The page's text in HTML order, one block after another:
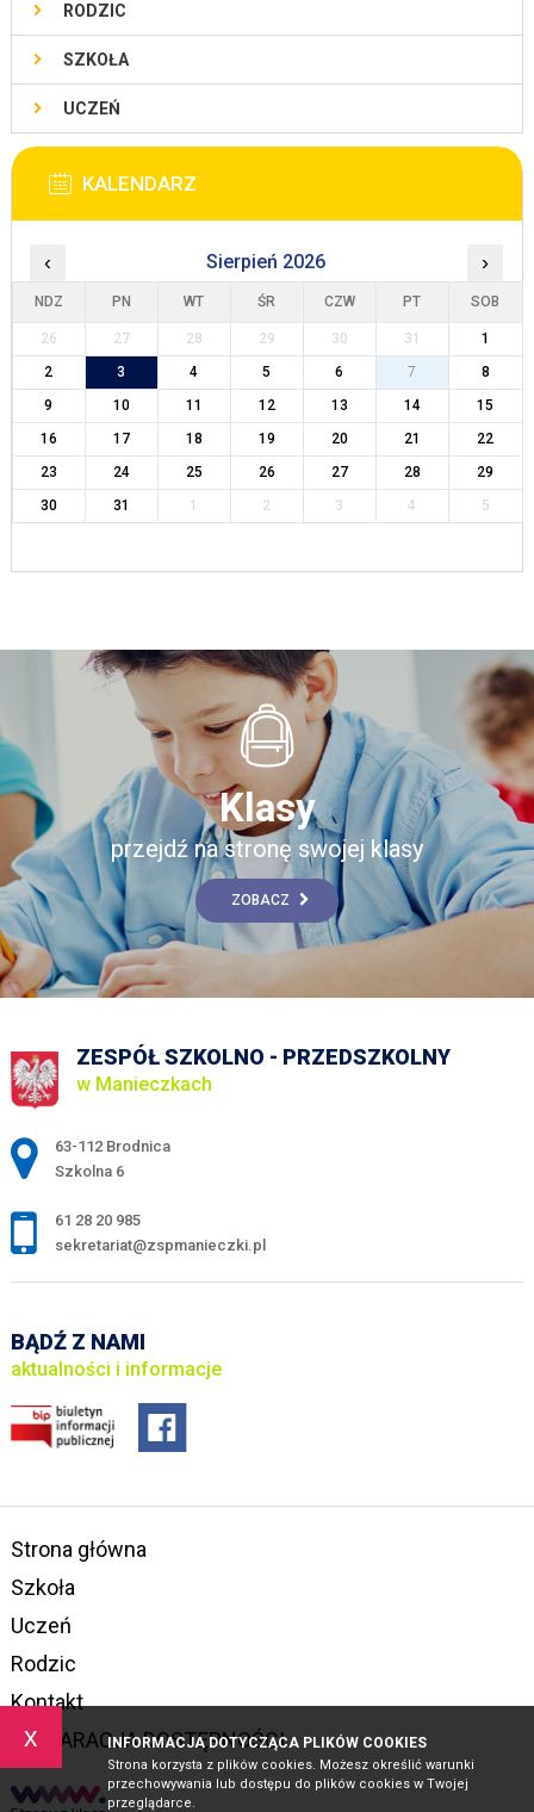
x INFORMACJA DOTYCZĄCA PLIKÓW COOKIES
Strona korzysta z plików cookies. Możesz określić warunki
przechowywania lub dostępu do plików cookies w Twojej
przeglądarce.
RODZIC
SZKOŁA
UCZEŃ
KALENDARZ
‹ Sierpień 2026 ›
NDZ PN WT ŚR CZW PT SOB
26 27 28 29 30 31
1
2
3 4 5 6 7
8
9
10 11 12 13 14
15
16
17 18 19 20 21
22
23
24 25 26 27 28
29
30
31 1 2 3 4 5
Klasy
przejdź na stronę swojej klasy
ZOBACZ
ZESPÓŁ SZKOLNO - PRZEDSZKOLNY
w Manieczkach
Adres pocztowy:
63-112 Brodnica
Szkolna 6
61 28 20 985
sekretariat@zspmanieczki.pl
BĄDŹ Z NAMI
aktualności i informacje
Strona główna
Szkoła
Uczeń
Rodzic
Kontakt
DEKLARACJA DOSTĘPNOŚCI